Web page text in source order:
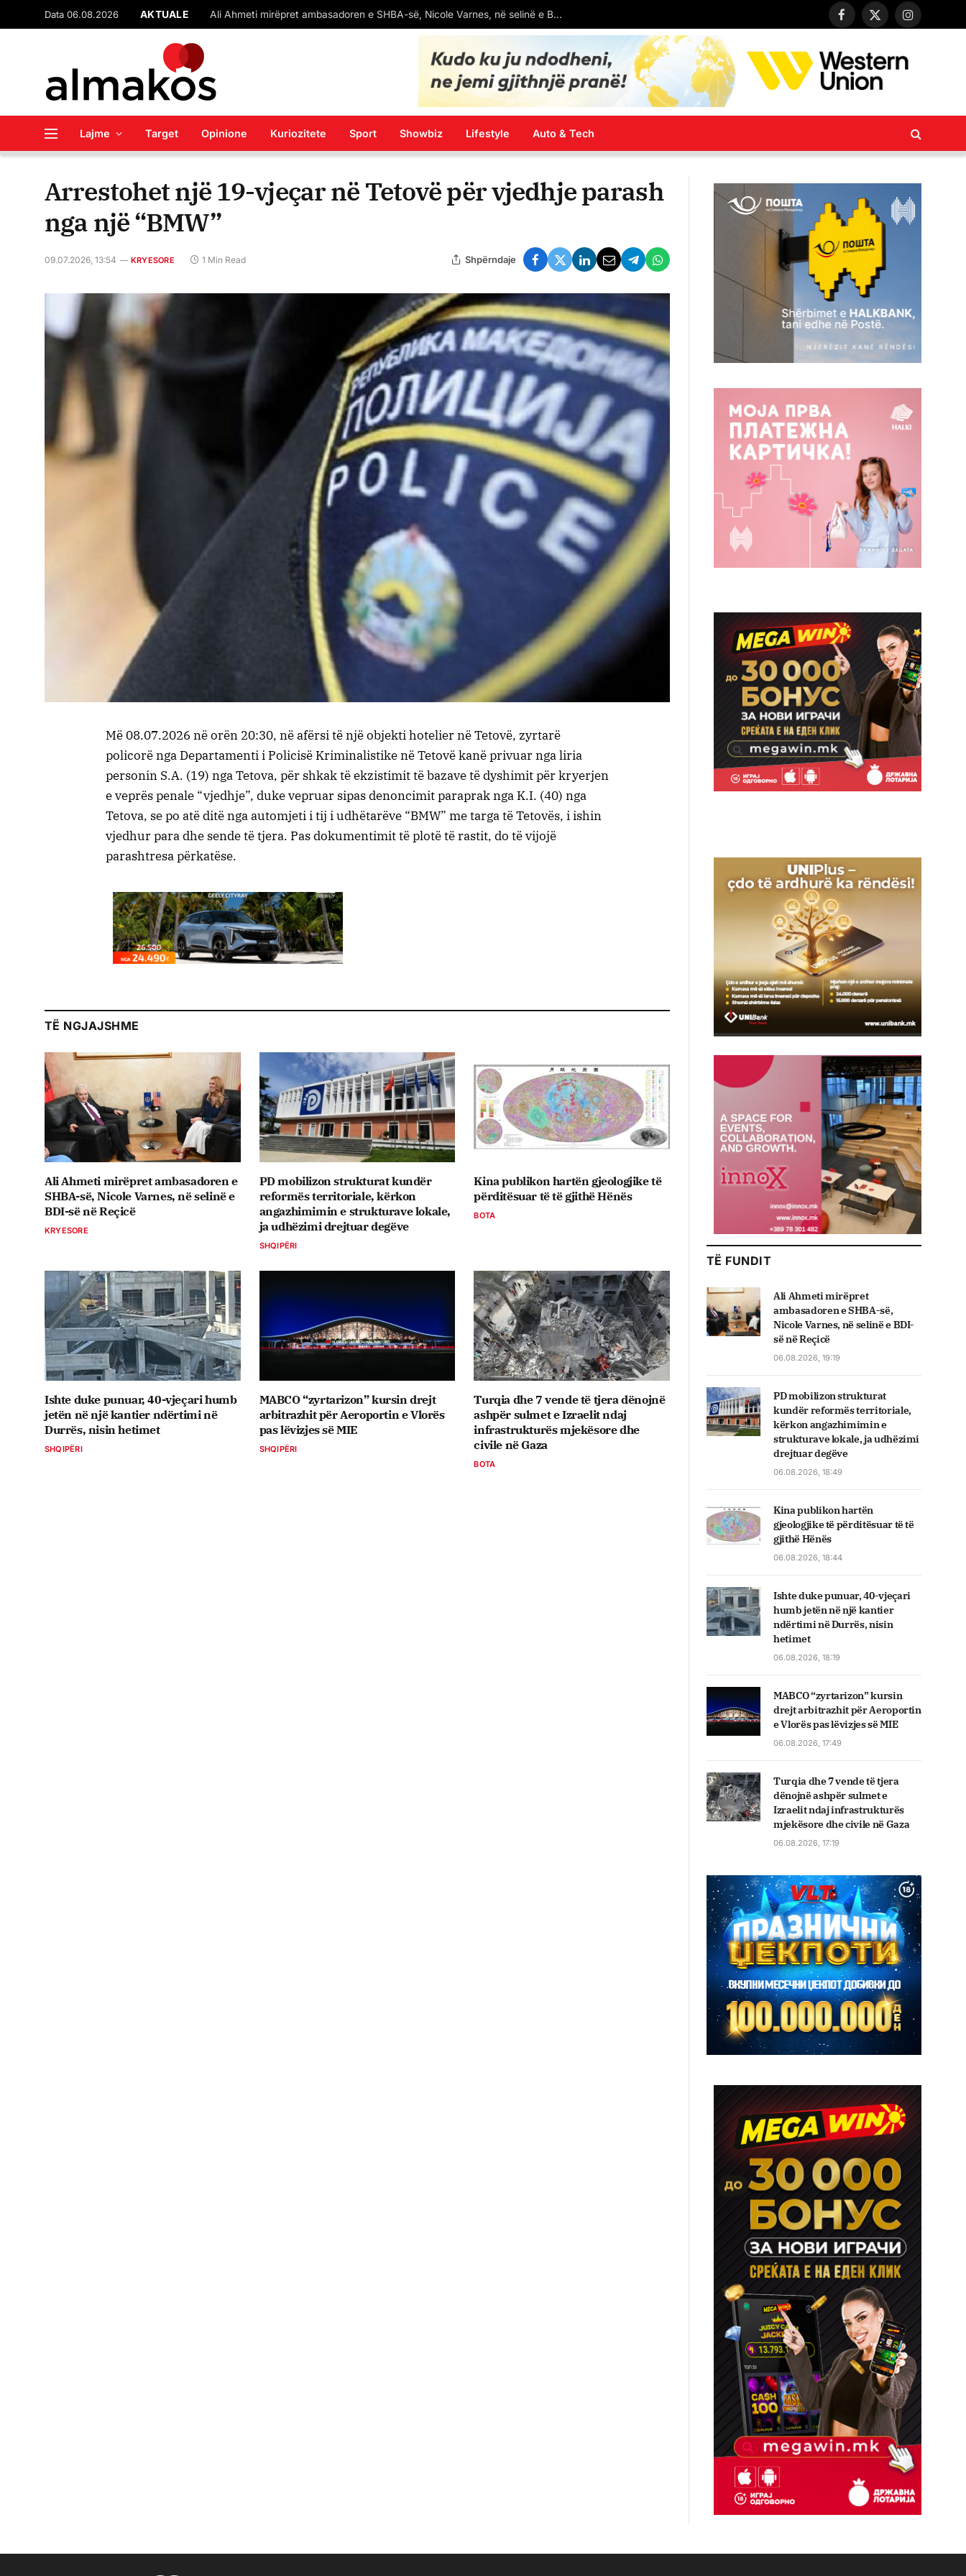
Data 06.08.2026 AKTUALE PD mobilizon strukturat kundër reformës territoriale, kërkon angazhimimin e strukturave lokale, ja udhëzimi drejtuar degëve
Facebook
X
Instagram
Lajme Target Opinione Kuriozitete Sport Showbiz Lifestyle Auto & Tech
Arrestohet një 19-vjeçar në Tetovë për vjedhje parash
nga një “BMW”
09.07.2026, 13:54 KRYESORE 1 Min Read Shpërndaje
Më 08.07.2026 në orën 20:30, në afërsi të një objekti hotelier në Tetovë, zyrtarë
policorë nga Departamenti i Policisë Kriminalistike në Tetovë kanë privuar nga liria
personin S.A. (19) nga Tetova, për shkak të ekzistimit të bazave të dyshimit për kryerjen
e veprës penale “vjedhje”, duke vepruar sipas denoncimit paraprak nga K.I. (40) nga
Tetova, se po atë ditë nga automjeti i tij i udhëtarëve “BMW” me targa të Tetovës, i ishin
vjedhur para dhe sende të tjera. Pas dokumentimit të plotë të rastit, do të vijojë
parashtresa përkatëse.
TË NGJAJSHME
Ali Ahmeti mirëpret ambasadoren e
SHBA-së, Nicole Varnes, në selinë e
BDI-së në Reçicë
KRYESORE
PD mobilizon strukturat kundër
reformës territoriale, kërkon
angazhimimin e strukturave lokale,
ja udhëzimi drejtuar degëve
SHQIPËRI
Kina publikon hartën gjeologjike të
përditësuar të të gjithë Hënës
BOTA
Ishte duke punuar, 40-vjeçari humb
jetën në një kantier ndërtimi në
Durrës, nisin hetimet
SHQIPËRI
MABCO “zyrtarizon” kursin drejt
arbitrazhit për Aeroportin e Vlorës
pas lëvizjes së MIE
SHQIPËRI
Turqia dhe 7 vende të tjera dënojnë
ashpër sulmet e Izraelit ndaj
infrastrukturës mjekësore dhe
civile në Gaza
BOTA
TË FUNDIT
Ali Ahmeti mirëpret
ambasadoren e SHBA-së,
Nicole Varnes, në selinë e BDI-
së në Reçicë
06.08.2026, 19:19
PD mobilizon strukturat
kundër reformës territoriale,
kërkon angazhimimin e
strukturave lokale, ja udhëzimi
drejtuar degëve
06.08.2026, 18:49
Kina publikon hartën
gjeologjike të përditësuar të të
gjithë Hënës
06.08.2026, 18:44
Ishte duke punuar, 40-vjeçari
humb jetën në një kantier
ndërtimi në Durrës, nisin
hetimet
06.08.2026, 18:19
MABCO “zyrtarizon” kursin
drejt arbitrazhit për Aeroportin
e Vlorës pas lëvizjes së MIE
06.08.2026, 17:49
Turqia dhe 7 vende të tjera
dënojnë ashpër sulmet e
Izraelit ndaj infrastrukturës
mjekësore dhe civile në Gaza
06.08.2026, 17:19